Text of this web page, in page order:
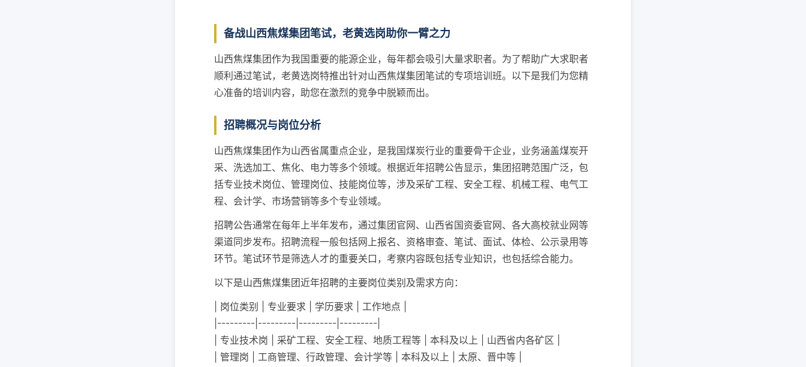
备战山西焦煤集团笔试，老黄选岗助你一臂之力
山西焦煤集团作为我国重要的能源企业，每年都会吸引大量求职者。为了帮助广大求职者
顺利通过笔试，老黄选岗特推出针对山西焦煤集团笔试的专项培训班。以下是我们为您精
心准备的培训内容，助您在激烈的竞争中脱颖而出。
招聘概况与岗位分析
山西焦煤集团作为山西省属重点企业，是我国煤炭行业的重要骨干企业，业务涵盖煤炭开
采、洗选加工、焦化、电力等多个领域。根据近年招聘公告显示，集团招聘范围广泛，包
括专业技术岗位、管理岗位、技能岗位等，涉及采矿工程、安全工程、机械工程、电气工
程、会计学、市场营销等多个专业领域。
招聘公告通常在每年上半年发布，通过集团官网、山西省国资委官网、各大高校就业网等
渠道同步发布。招聘流程一般包括网上报名、资格审查、笔试、面试、体检、公示录用等
环节。笔试环节是筛选人才的重要关口，考察内容既包括专业知识，也包括综合能力。
以下是山西焦煤集团近年招聘的主要岗位类别及需求方向：
| 岗位类别 | 专业要求 | 学历要求 | 工作地点 |
|---------|---------|---------|---------|
| 专业技术岗 | 采矿工程、安全工程、地质工程等 | 本科及以上 | 山西省内各矿区 |
| 管理岗 | 工商管理、行政管理、会计学等 | 本科及以上 | 太原、晋中等 |